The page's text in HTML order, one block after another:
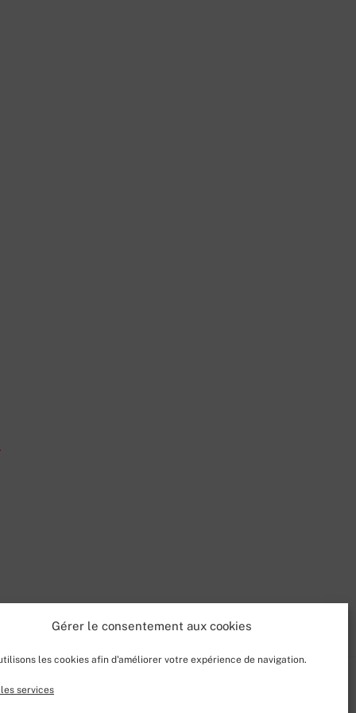
Gérer le consentement aux cookies
les cookies afin d'améliorer votre expérience de navigation.
services